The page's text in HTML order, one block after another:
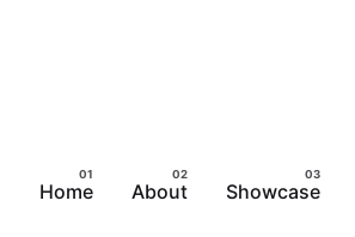
Home About Showcase